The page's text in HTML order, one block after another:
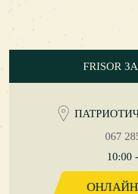
FRISOR
067
10:00